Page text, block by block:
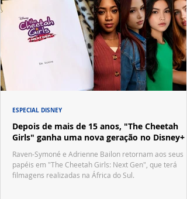
Depois de mais de 15 anos, "The Cheetah
Girls" ganha uma nova geração no Disney+
Raven-Symoné e Adrienne Bailon retornam aos seus
papéis em "The Cheetah Girls: Next Gen", que terá
filmagens realizadas na África do Sul.
ESPECIAL DISNEY